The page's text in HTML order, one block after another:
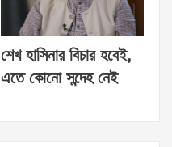
শেখ হাসিনার বিচার হবেই,
এতে কোনো সন্দেহ নেই